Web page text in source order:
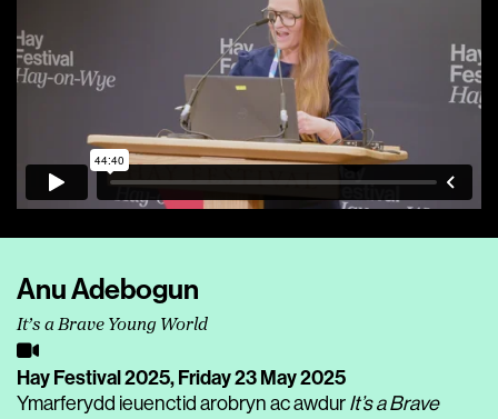
Anu Adebogun
It’s a Brave Young World
Hay Festival 2025,Friday 23 May 2025
Ymarferydd ieuenctid arobryn ac awdur It’s a Brave